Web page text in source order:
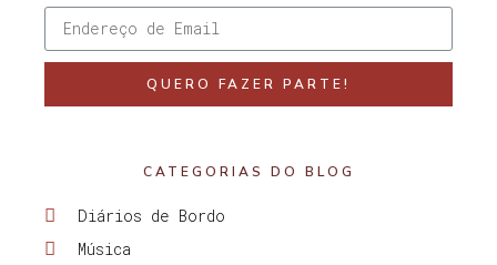
QUERO FAZER PARTE!
CATEGORIAS DO BLOG
Diários de Bordo
Música